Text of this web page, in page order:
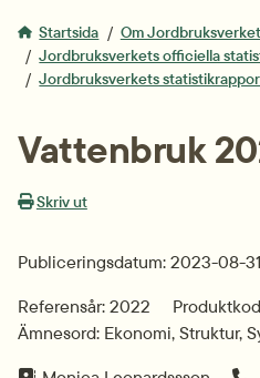
Startsida
Om Jordbruksverket
Jordbruksverkets officiella
Jordbruksverkets
Vattenbruk
Skriv ut
Publiceringsdatum: 2023-08-31
Referensår: 2022
Ämnesord: Ekonomi, Struktur,